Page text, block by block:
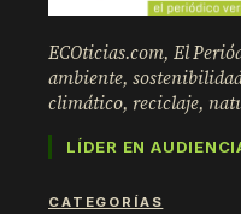
ECOticias.com, El
ambiente,
climático, reciclaje,
LÍDER EN
CATEGORÍAS